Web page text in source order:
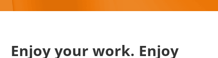
Enjoy your work. Enjoy